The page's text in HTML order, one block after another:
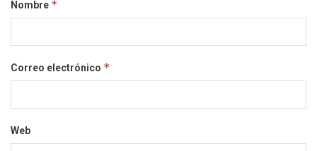
Nombre *
Correo electrónico *
Web